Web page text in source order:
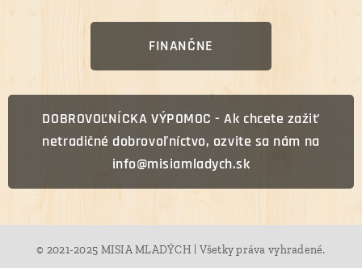
FINANČNE
DOBROVOĽNÍCKA VÝPOMOC - Ak chcete zažiť
netradičné dobrovoľníctvo, ozvite sa nám na
info@misiamladych.sk
© 2021-2025 MISIA MLADÝCH | Všetky práva vyhradené.